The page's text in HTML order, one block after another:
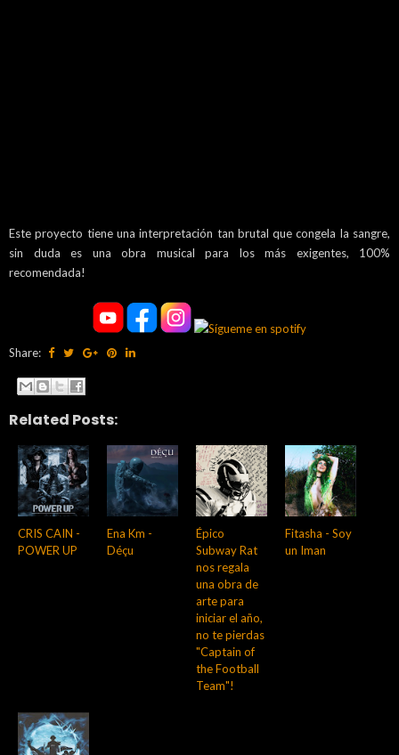
Este proyecto tiene una interpretación tan brutal que congela la sangre,
sin duda es una obra musical para los más exigentes, 100%
recomendada!
Share:
Related Posts:
CRIS CAIN -
POWER UP
Ena Km -
Déçu
Épico
Subway Rat
nos regala
una obra de
arte para
iniciar el año,
no te pierdas
"Captain of
the Football
Team"!
Fitasha - Soy
un Iman